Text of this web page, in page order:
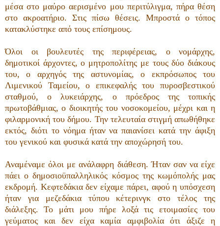
μέσα στο μαύρο αερισμένο μου περιτύλιγμα, πήρα θέση
στο ακροατήριο. Στις πίσω θέσεις. Μπροστά ο τόπος
κατακλύστηκε από τους επίσημους.
Όλοι οι βουλευτές της περιφέρειας, ο νομάρχης,
δημοτικοί άρχοντες, ο μητροπολίτης με τους δύο διάκους
του, ο αρχηγός της αστυνομίας, ο εκπρόσωπος του
Λιμενικού Ταμείου, ο επικεφαλής του πυροσβεστικού
σταθμού, ο λυκειάρχης, ο πρόεδρος της τοπικής
πρωτοβάθμιας, ο διοικητής του νοσοκομείου, μέχρι και η
φιλαρμονική του δήμου. Την τελευταία στιγμή απωθήθηκε
εκτός, διότι το νόημα ήταν να παιανίσει κατά την άφιξη
του γενικού και φυσικά κατά την αποχώρησή του.
Αναμέναμε όλοι με ανάλαφρη διάθεση. Ήταν σαν να είχε
πάει ο δημοσιοϋπαλληλικός κόσμος της κωμόπολής μας
εκδρομή. Κεφτεδάκια δεν είχαμε πάρει, αφού η υπόσχεση
ήταν για μεζεδάκια τύπου κέτερινγκ στο τέλος της
διάλεξης. Το μάτι μου πήρε λοξά τις ετοιμασίες του
γεύματος και δεν είχα καμία αμφιβολία ότι άξιζε η